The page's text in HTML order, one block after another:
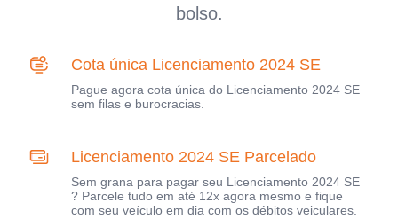
bolso.
Cota única Licenciamento 2024 SE
Pague agora cota única do Licenciamento 2024 SE
sem filas e burocracias.
Licenciamento 2024 SE Parcelado
Sem grana para pagar seu Licenciamento 2024 SE
? Parcele tudo em até 12x agora mesmo e fique
com seu veículo em dia com os débitos veiculares.